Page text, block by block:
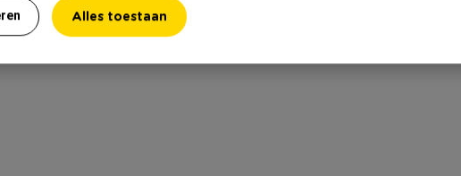
Alles toestaan